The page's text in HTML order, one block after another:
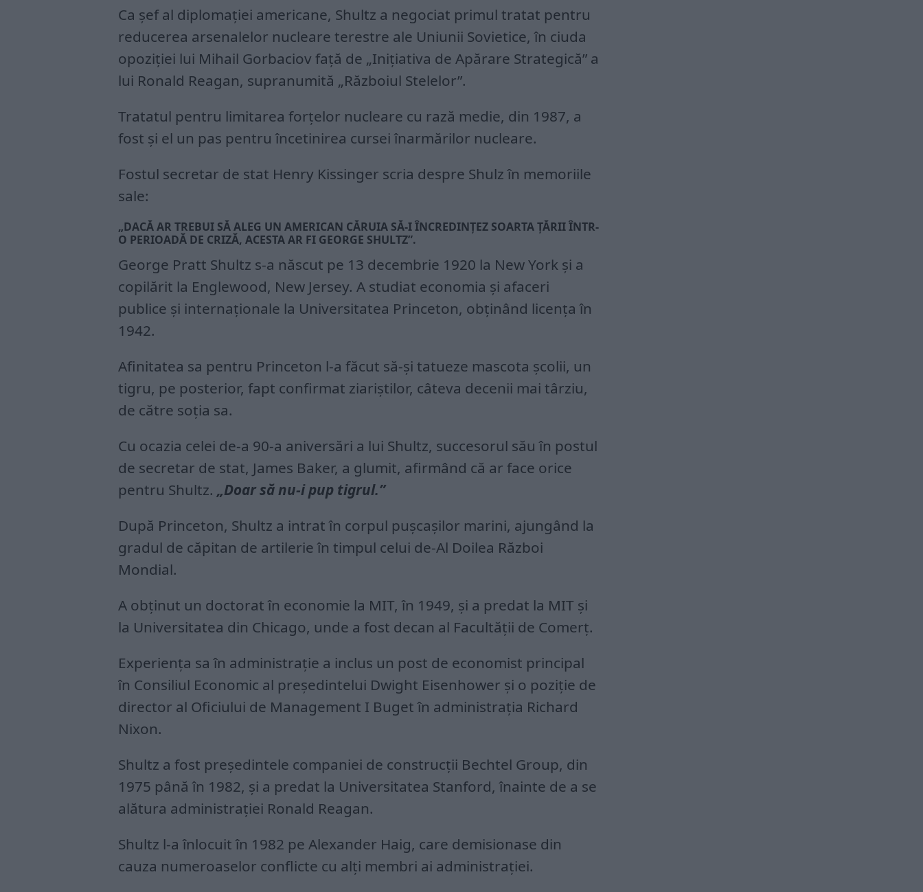
Ca șef al diplomației americane, Shultz a negociat primul tratat pentru
reducerea arsenalelor nucleare terestre ale Uniunii Sovietice, în ciuda
opoziției lui Mihail Gorbaciov față de „Inițiativa de Apărare Strategică” a
lui Ronald Reagan, supranumită „Războiul Stelelor”.
Tratatul pentru limitarea forțelor nucleare cu rază medie, din 1987, a
fost și el un pas pentru încetinirea cursei înarmărilor nucleare.
Fostul secretar de stat Henry Kissinger scria despre Shulz în memoriile
sale:
„DACĂ AR TREBUI SĂ ALEG UN AMERICAN CĂRUIA SĂ-I ÎNCREDINȚEZ SOARTA ȚĂRII ÎNTR-
O PERIOADĂ DE CRIZĂ, ACESTA AR FI GEORGE SHULTZ”.
George Pratt Shultz s-a născut pe 13 decembrie 1920 la New York și a
copilărit la Englewood, New Jersey. A studiat economia și afaceri
publice și internaționale la Universitatea Princeton, obținând licența în
1942.
Afinitatea sa pentru Princeton l-a făcut să-și tatueze mascota școlii, un
tigru, pe posterior, fapt confirmat ziariștilor, câteva decenii mai târziu,
de către soția sa.
Cu ocazia celei de-a 90-a aniversări a lui Shultz, succesorul său în postul
de secretar de stat, James Baker, a glumit, afirmând că ar face orice
pentru Shultz. „Doar să nu-i pup tigrul.”
După Princeton, Shultz a intrat în corpul pușcașilor marini, ajungând la
gradul de căpitan de artilerie în timpul celui de-Al Doilea Război
Mondial.
A obținut un doctorat în economie la MIT, în 1949, și a predat la MIT și
la Universitatea din Chicago, unde a fost decan al Facultății de Comerț.
Experiența sa în administrație a inclus un post de economist principal
în Consiliul Economic al președintelui Dwight Eisenhower și o poziție de
director al Oficiului de Management I Buget în administrația Richard
Nixon.
Shultz a fost președintele companiei de construcții Bechtel Group, din
1975 până în 1982, și a predat la Universitatea Stanford, înainte de a se
alătura administrației Ronald Reagan.
Shultz l-a înlocuit în 1982 pe Alexander Haig, care demisionase din
cauza numeroaselor conflicte cu alți membri ai administrației.